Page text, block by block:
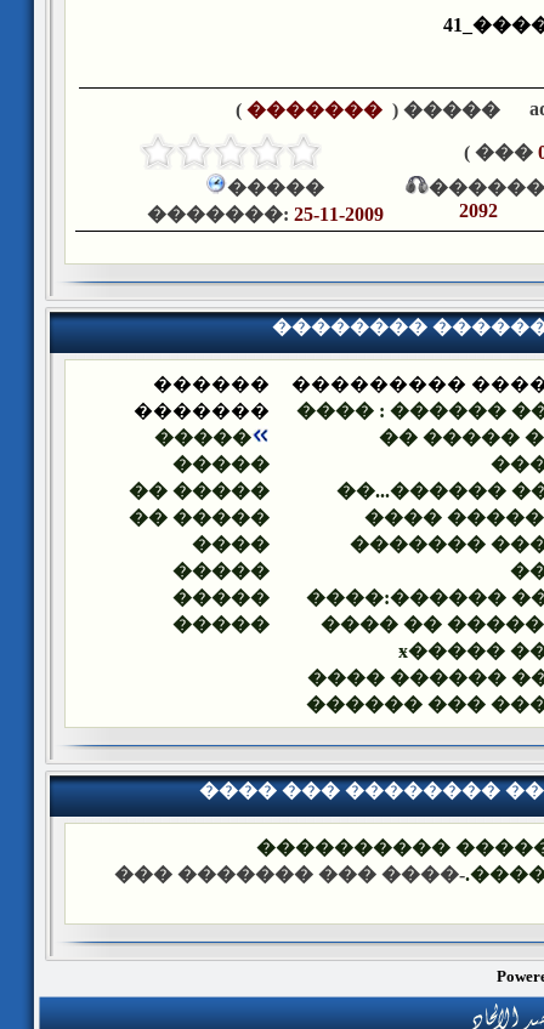
:
����� (
�������
)
��� )
�����
�������: 25-11-2009
2092
��������
��������
����� ������ :
�� ���
�����
���
�������
�����
��� ������
������
����� ������
������� ���
������
�������
�����
�����
����� ��
����� ��
����
�����
�����
�����
���� ��� ��������
��� ����:
-���� ��� ������� ���